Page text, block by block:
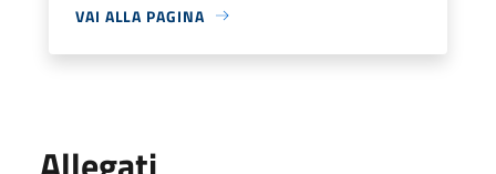
VAI ALLA PAGINA